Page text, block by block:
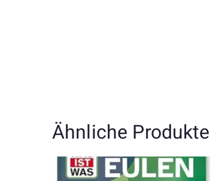
Ähnliche Produkte